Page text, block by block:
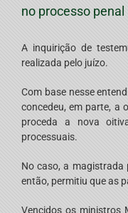
no processo penal
A inquirição de
realizada pelo juízo.
Com base nesse
concedeu, em parte, a
proceda a nova
processuais.
No caso, a magistrada
então, permitiu que as
Vencidos os ministros